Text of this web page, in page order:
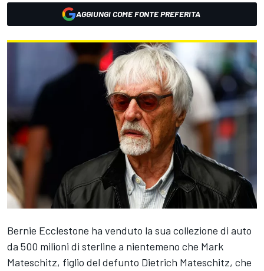
AGGIUNGI COME FONTE PREFERITA
Bernie Ecclestone ha venduto la sua collezione di auto
da 500 milioni di sterline a nientemeno che Mark
Mateschitz, figlio del defunto Dietrich Mateschitz, che